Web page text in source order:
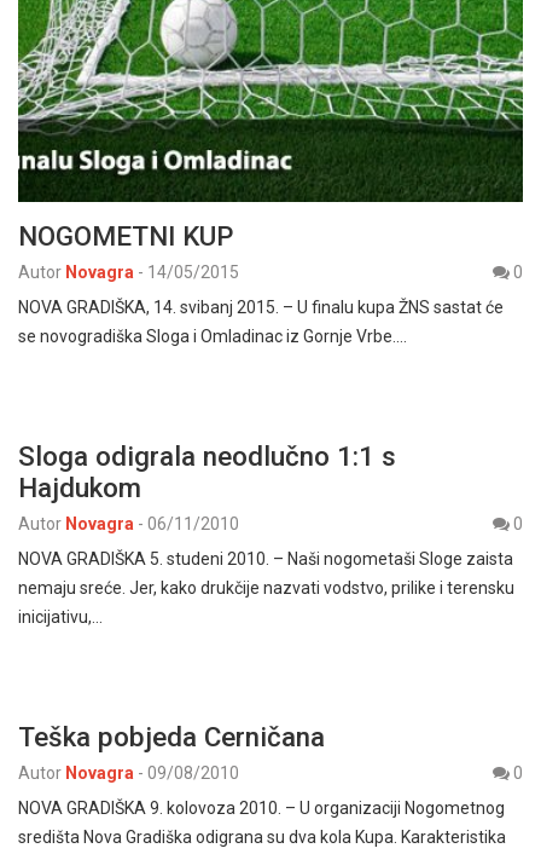
NOGOMETNI KUP
Autor Novagra - 14/05/2015
0
NOVA GRADIŠKA, 14. svibanj 2015. – U finalu kupa ŽNS sastat će
se novogradiška Sloga i Omladinac iz Gornje Vrbe.…
Sloga odigrala neodlučno 1:1 s
Hajdukom
Autor Novagra - 06/11/2010
0
NOVA GRADIŠKA 5. studeni 2010. – Naši nogometaši Sloge zaista
nemaju sreće. Jer, kako drukčije nazvati vodstvo, prilike i terensku
inicijativu,…
Teška pobjeda Cerničana
Autor Novagra - 09/08/2010
0
NOVA GRADIŠKA 9. kolovoza 2010. – U organizaciji Nogometnog
središta Nova Gradiška odigrana su dva kola Kupa. Karakteristika